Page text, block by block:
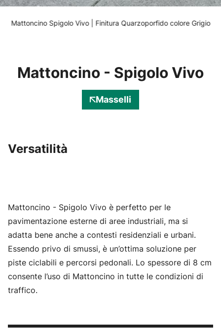
Mattoncino Spigolo Vivo | Finitura Quarzoporfido colore Grigio
Mattoncino - Spigolo Vivo
Masselli
Versatilità
Mattoncino - Spigolo Vivo è perfetto per le
pavimentazione esterne di aree industriali, ma si
adatta bene anche a contesti residenziali e urbani.
Essendo privo di smussi, è un’ottima soluzione per
piste ciclabili e percorsi pedonali. Lo spessore di 8 cm
consente l’uso di Mattoncino in tutte le condizioni di
traffico.